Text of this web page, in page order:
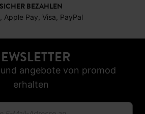
SICHER BEZAHLEN
Apple Pay, Visa, PayPal
angebote von promod
erhalten